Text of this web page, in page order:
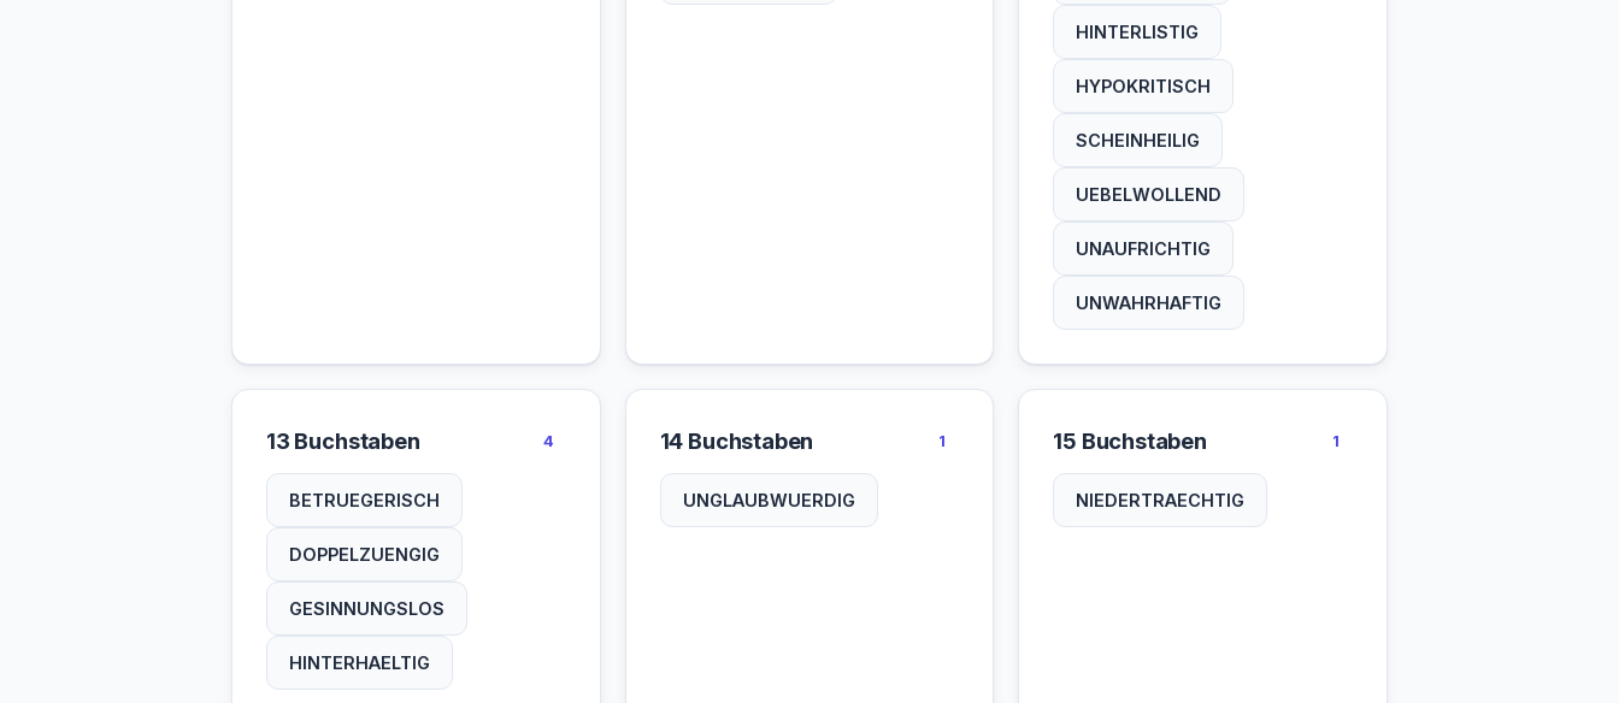
HINTERLISTIG
HYPOKRITISCH
SCHEINHEILIG
UEBELWOLLEND
UNAUFRICHTIG
UNWAHRHAFTIG
13 Buchstaben 4
BETRUEGERISCH
DOPPELZUENGIG
GESINNUNGSLOS
HINTERHAELTIG
14 Buchstaben 1
UNGLAUBWUERDIG
15 Buchstaben 1
NIEDERTRAECHTIG